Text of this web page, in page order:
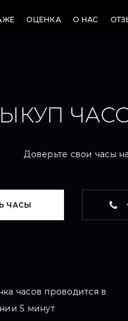
ОЦЕНКА О НАС
Доверьте свои часы
ЧАСЫ
часов проводится в
5 минут